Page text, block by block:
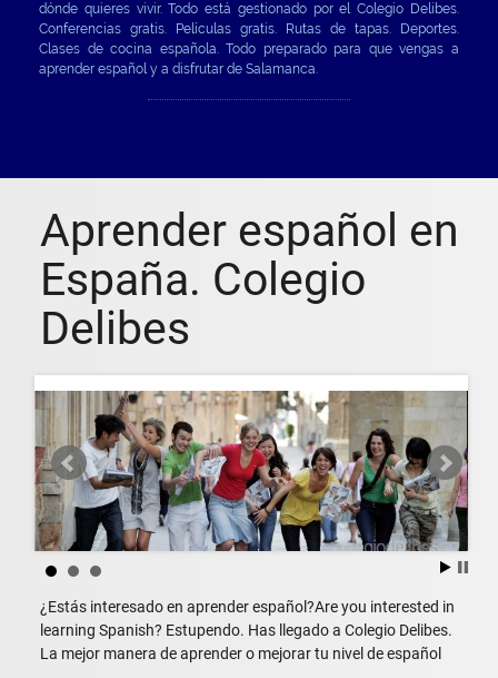
dónde quieres vivir. Todo está gestionado por el Colegio Delibes.
Conferencias gratis. Películas gratis. Rutas de tapas. Deportes.
Clases de cocina española. Todo preparado para que vengas a
aprender español y a disfrutar de Salamanca.
Aprender español en
España. Colegio
Delibes
¿Estás interesado en aprender español?Are you interested in
learning Spanish? Estupendo. Has llegado a Colegio Delibes.
La mejor manera de aprender o mejorar tu nivel de español